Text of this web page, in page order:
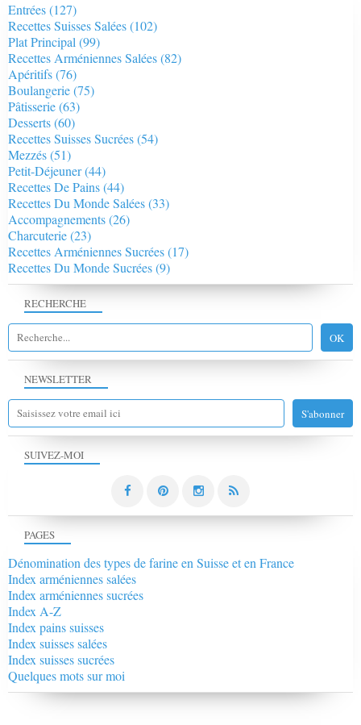
NEWSLETTER
SUIVEZ-MOI
RECHERCHE
PAGES
Dénomination des types de farine en Suisse et en France
Index arméniennes salées
Index arméniennes sucrées
Index A-Z
Index pains suisses
Index suisses salées
Index suisses sucrées
Quelques mots sur moi
Entrées(127)
Recettes Suisses Salées(102)
Plat Principal(99)
Recettes Arméniennes Salées(82)
Apéritifs(76)
Boulangerie(75)
Pâtisserie(63)
Desserts(60)
Recettes Suisses Sucrées(54)
Mezzés(51)
Petit-Déjeuner(44)
Recettes De Pains(44)
Recettes Du Monde Salées(33)
Accompagnements(26)
Charcuterie(23)
Recettes Arméniennes Sucrées(17)
Recettes Du Monde Sucrées(9)